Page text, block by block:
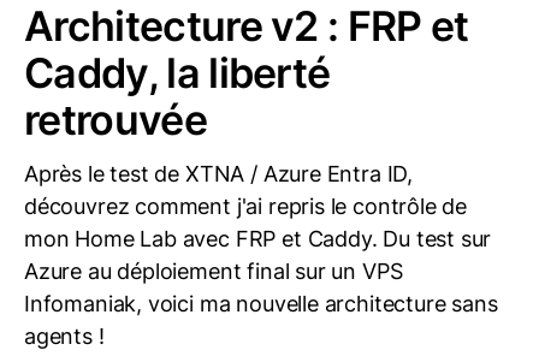
Architecture v2 : FRP et
Caddy, la liberté
retrouvée
Après le test de XTNA / Azure Entra ID,
découvrez comment j'ai repris le contrôle de
mon Home Lab avec FRP et Caddy. Du test sur
Azure au déploiement final sur un VPS
Infomaniak, voici ma nouvelle architecture sans
agents !